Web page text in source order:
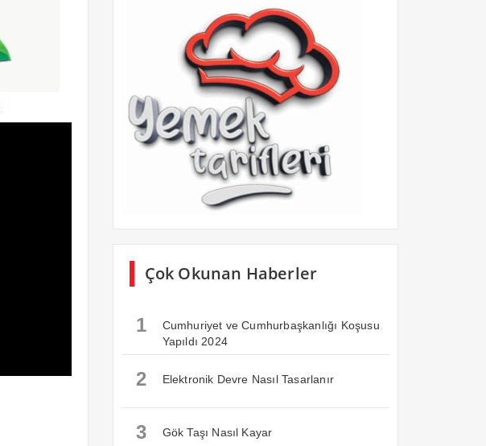
Çok Okunan Haberler
1
Cumhuriyet ve Cumhurbaşkanlığı Koşusu
Yapıldı 2024
2 Elektronik Devre Nasıl Tasarlanır
3 Gök Taşı Nasıl Kayar